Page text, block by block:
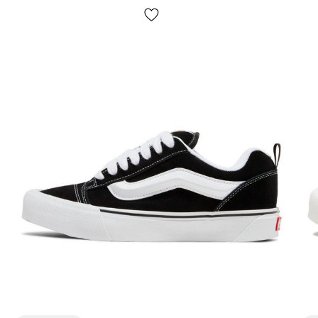
Ключові особливості моделі:
Гумова підошва - зносостійка та чіпка на міських
покриттях, підходить для регулярного використання.
Посилені зони – розраховані на щоденні навантаження та
допомагають парі довше зберігати охайний вигляд.
Практичність та призначення
Vans Knu Skool VN0009QC6BT підходить для: